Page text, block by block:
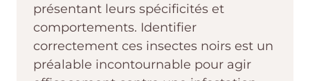
présentant leurs spécificités et
comportements. Identifier
correctement ces insectes noirs est un
préalable incontournable pour agir